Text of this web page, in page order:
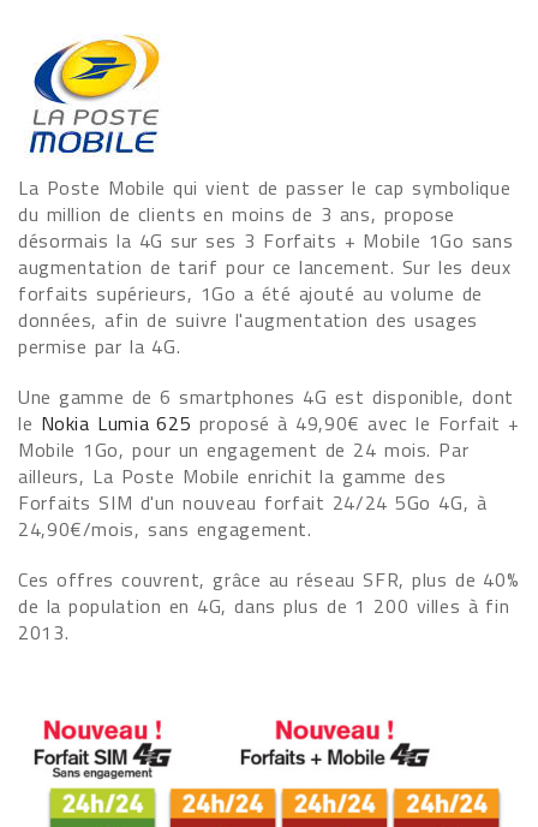
La Poste Mobile qui vient de passer le cap symbolique
du million de clients en moins de 3 ans, propose
désormais la 4G sur ses 3 Forfaits + Mobile 1Go sans
augmentation de tarif pour ce lancement. Sur les deux
forfaits supérieurs, 1Go a été ajouté au volume de
données, afin de suivre l'augmentation des usages
permise par la 4G.
Une gamme de 6 smartphones 4G est disponible, dont
le Nokia Lumia 625 proposé à 49,90€ avec le Forfait +
Mobile 1Go, pour un engagement de 24 mois. Par
ailleurs, La Poste Mobile enrichit la gamme des
Forfaits SIM d'un nouveau forfait 24/24 5Go 4G, à
24,90€/mois, sans engagement.
Ces offres couvrent, grâce au réseau SFR, plus de 40%
de la population en 4G, dans plus de 1 200 villes à fin
2013.